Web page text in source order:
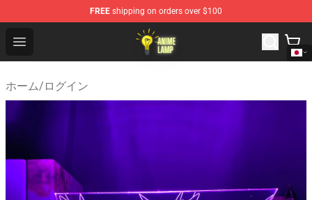
FREE shipping on orders over $100
Open menu
Anime Lamp Shop - The Best Store of Anime Lamp
ホーム/ ログイン